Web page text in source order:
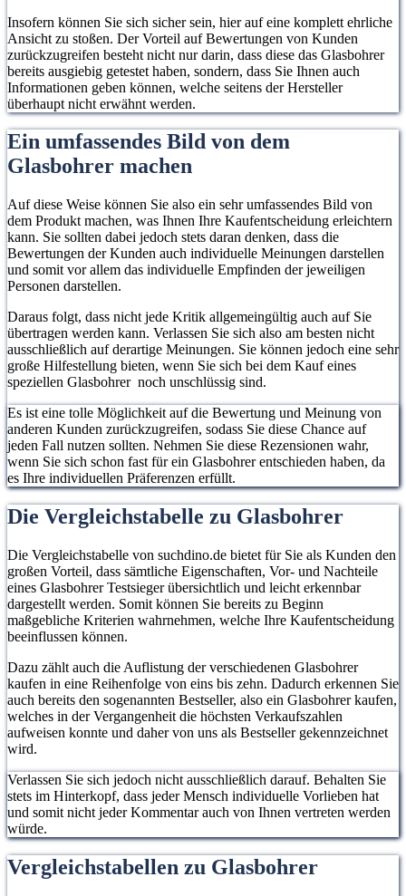
Insofern können Sie sich sicher sein, hier auf eine komplett ehrliche
Ansicht zu stoßen. Der Vorteil auf Bewertungen von Kunden
zurückzugreifen besteht nicht nur darin, dass diese das Glasbohrer
bereits ausgiebig getestet haben, sondern, dass Sie Ihnen auch
Informationen geben können, welche seitens der Hersteller
überhaupt nicht erwähnt werden.
Ein umfassendes Bild von dem
Glasbohrer machen
Auf diese Weise können Sie also ein sehr umfassendes Bild von
dem Produkt machen, was Ihnen Ihre Kaufentscheidung erleichtern
kann. Sie sollten dabei jedoch stets daran denken, dass die
Bewertungen der Kunden auch individuelle Meinungen darstellen
und somit vor allem das individuelle Empfinden der jeweiligen
Personen darstellen.
Daraus folgt, dass nicht jede Kritik allgemeingültig auch auf Sie
übertragen werden kann. Verlassen Sie sich also am besten nicht
ausschließlich auf derartige Meinungen. Sie können jedoch eine sehr
große Hilfestellung bieten, wenn Sie sich bei dem Kauf eines
speziellen Glasbohrer noch unschlüssig sind.
Es ist eine tolle Möglichkeit auf die Bewertung und Meinung von
anderen Kunden zurückzugreifen, sodass Sie diese Chance auf
jeden Fall nutzen sollten. Nehmen Sie diese Rezensionen wahr,
wenn Sie sich schon fast für ein Glasbohrer entschieden haben, da
es Ihre individuellen Präferenzen erfüllt.
Die Vergleichstabelle zu Glasbohrer
Die Vergleichstabelle von suchdino.de bietet für Sie als Kunden den
großen Vorteil, dass sämtliche Eigenschaften, Vor- und Nachteile
eines Glasbohrer Testsieger übersichtlich und leicht erkennbar
dargestellt werden. Somit können Sie bereits zu Beginn
maßgebliche Kriterien wahrnehmen, welche Ihre Kaufentscheidung
beeinflussen können.
Dazu zählt auch die Auflistung der verschiedenen Glasbohrer
kaufen in eine Reihenfolge von eins bis zehn. Dadurch erkennen Sie
auch bereits den sogenannten Bestseller, also ein Glasbohrer kaufen,
welches in der Vergangenheit die höchsten Verkaufszahlen
aufweisen konnte und daher von uns als Bestseller gekennzeichnet
wird.
Verlassen Sie sich jedoch nicht ausschließlich darauf. Behalten Sie
stets im Hinterkopf, dass jeder Mensch individuelle Vorlieben hat
und somit nicht jeder Kommentar auch von Ihnen vertreten werden
würde.
Vergleichstabellen zu Glasbohrer